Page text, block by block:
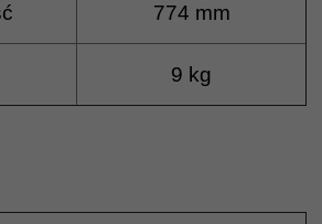
774 mm
9 kg